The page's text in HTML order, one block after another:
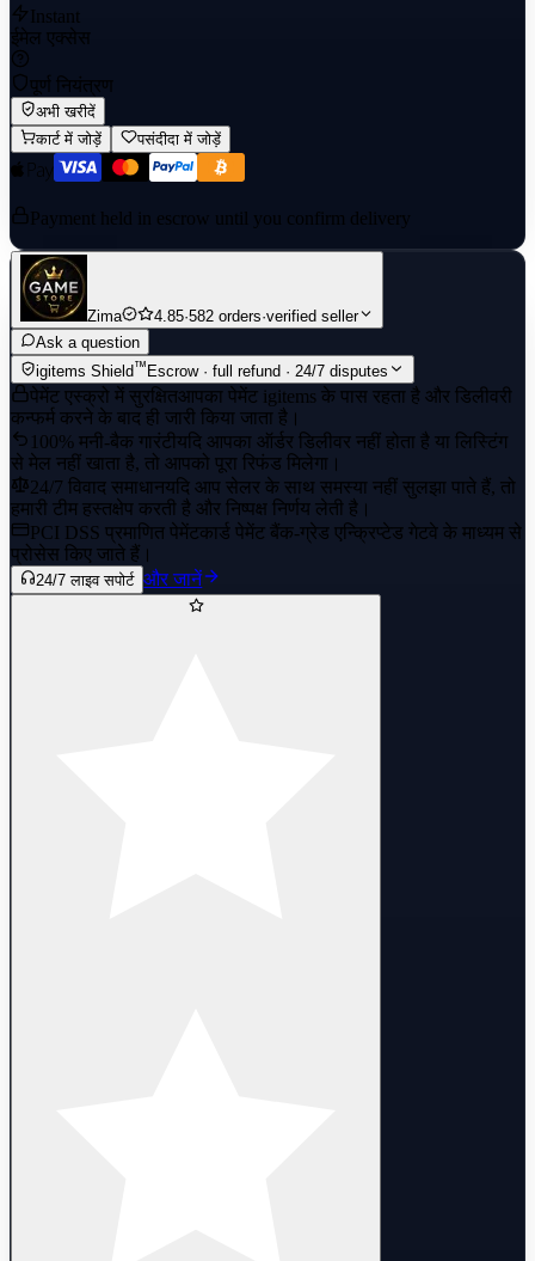
Instant
ईमेल एक्सेस
पूर्ण नियंत्रण
अभी खरीदें
कार्ट में जोड़ें
पसंदीदा में जोड़ें
Payment held in escrow until you confirm delivery
Zima 4.85·582 orders·verified seller
Ask a question
igitems Shield™ Escrow · full refund · 24/7 disputes
पेमेंट एस्क्रो में सुरक्षितआपका पेमेंट igitems के पास रहता है और डिलीवरी
कन्फर्म करने के बाद ही जारी किया जाता है।
100% मनी-बैक गारंटीयदि आपका ऑर्डर डिलीवर नहीं होता है या लिस्टिंग
से मेल नहीं खाता है, तो आपको पूरा रिफंड मिलेगा।
24/7 विवाद समाधानयदि आप सेलर के साथ समस्या नहीं सुलझा पाते हैं, तो
हमारी टीम हस्तक्षेप करती है और निष्पक्ष निर्णय लेती है।
PCI DSS प्रमाणित पेमेंटकार्ड पेमेंट बैंक-ग्रेड एन्क्रिप्टेड गेटवे के माध्यम से
प्रोसेस किए जाते हैं।
24/7 लाइव सपोर्ट और जानें